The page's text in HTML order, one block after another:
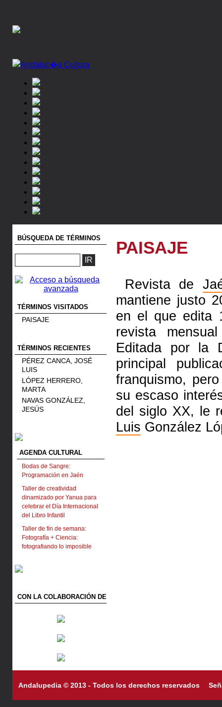
BÚSQUEDA DE TÉRMINOS
TÉRMINOS VISITADOS
PAISAJE
TÉRMINOS RECIENTES
PÉREZ CANCA, JOSÉ
LUIS
LÓPEZ HERRERO,
MARTA
NAVAS GONZÁLEZ,
JESÚS
AGENDA CULTURAL
Bodas de Sangre:
Programación en Jaén
Taller de creatividad
dinamizado por Yanua para
celebrar el Día Internacional
del Libro Infantil
Taller de fin de semana:
Fotografía + Ciencia:
fotografiando lo imposible
CON LA COLABORACIÓN DE
PAISAJE
Revista de
mantiene justo
en el que edita
revista
Editada por la
principal
franquismo,
su escaso
del siglo XX, le
Luis González
Andalupedia © 2013 - Todos los derechos reservados